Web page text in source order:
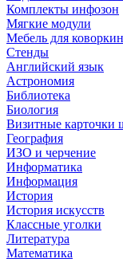
Комплекты инфозон
Мягкие модули
Мебель для
Стенды
Английский язык
Астрономия
Библиотека
Биология
Визитные карточки
География
ИЗО и черчение
Информатика
Информация
История
История искусств
Классные уголки
Литература
Математика